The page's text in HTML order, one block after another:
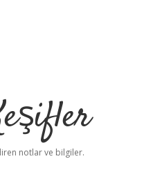
notlar ve bilgiler.